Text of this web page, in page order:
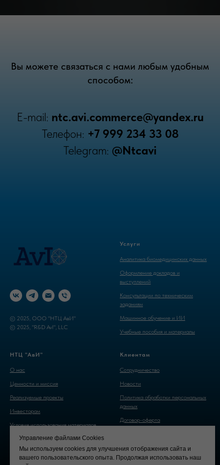
Вы можете связаться с нами любым удобным
способом:
E-mail: ntc.avi.commerce@yandex.ru
Телефон: +7 999 234 33 08
Telegram: @Ntcavi
Управление файлами Cookies
Мы используем cookies для улучшения отображения сайта и
вашего пользовательского опыта. Продолжая использовать наш
© 2025, ООО "НТЦ АвИ"
© 2025, "R&D AvI", LLC
Услуги
Аналитика биомедицинских данных
Оформление докладов и
выступлений
Консультации по техническим
заданиям
Машинное обучение и ИИ
Учебные пособия и материалы
НТЦ "АвИ"
О нас
Ценности и миссия
Реализуемые проекты
Инвесторам
Условия использования материалов
Клиентам
Cотрудничество
Новости
Политика обработки персональных
данных
Договор-оферта